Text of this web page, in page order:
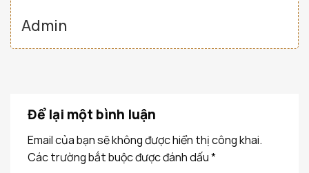
Admin
Để lại một bình luận
Email của bạn sẽ không được hiển thị công khai.
Các trường bắt buộc được đánh dấu*